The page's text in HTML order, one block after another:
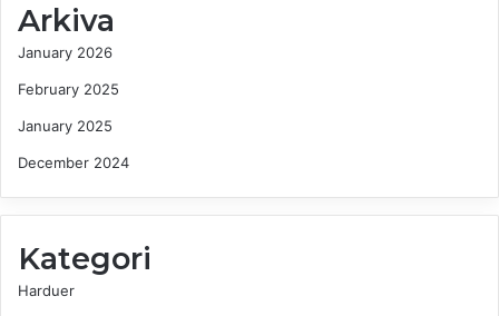
Arkiva
January 2026
February 2025
January 2025
December 2024
Kategori
Harduer